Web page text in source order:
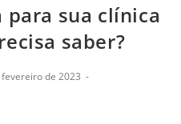
para sua clínica
saber?
de 2023